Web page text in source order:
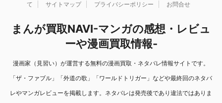
て
サイトマップ プライバシーポリシー お問合せ
まんが買取NAVI-マンガの感想・レビュ
ーや漫画買取情報-
漫画家（見習い）が運営する無料の漫画買取・ネタバレ情報サイトです。
「ザ・ファブル」「外道の歌」「ワールドトリガー」などや最終回のネタバ
レやマンガレビューを掲載します。ネタバレは発売後であり違法ではありま